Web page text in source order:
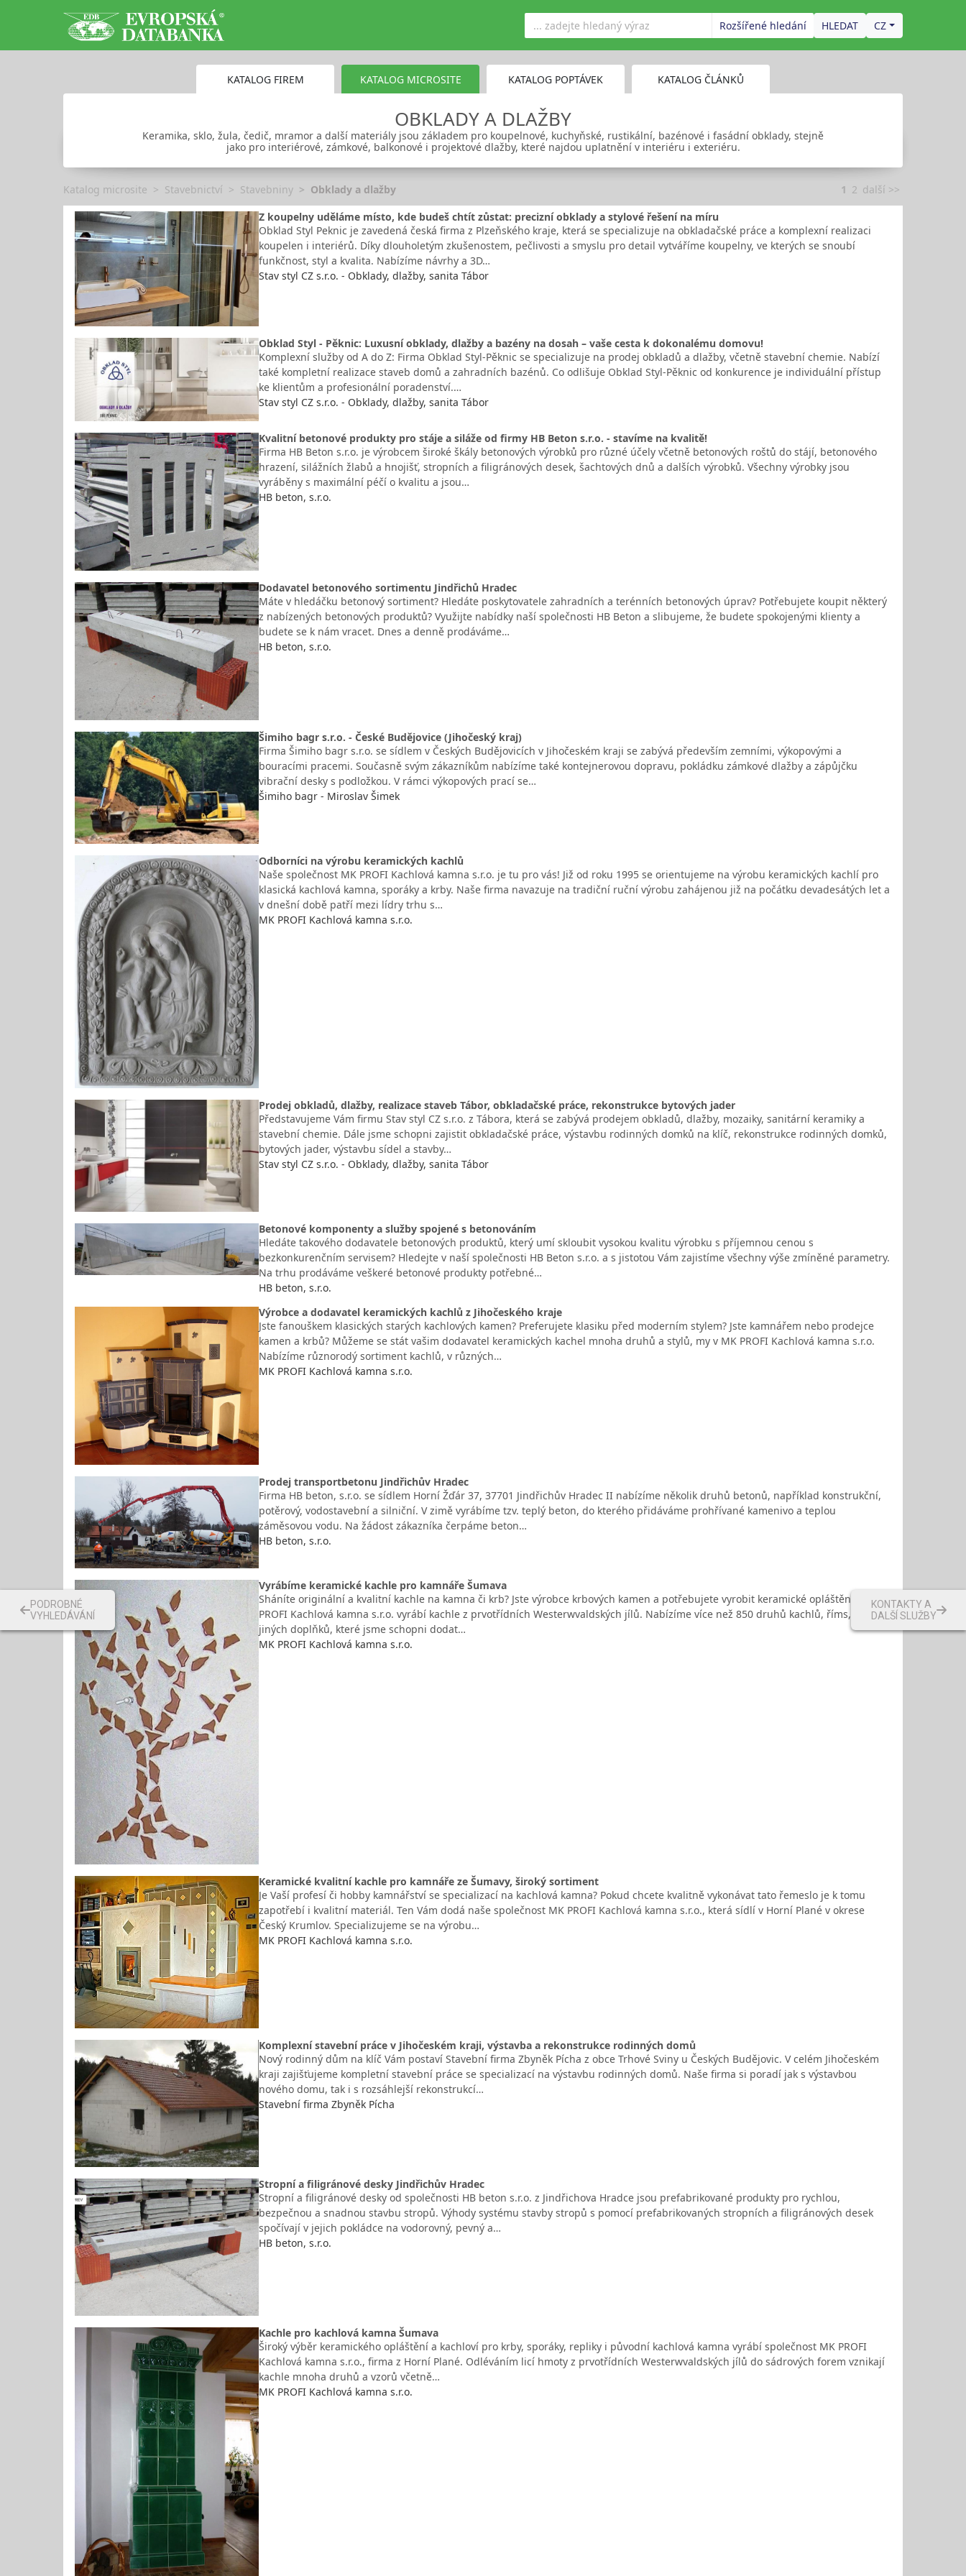
Rozšířené hledání CZ
KATALOG FIREM KATALOG MICROSITE KATALOG POPTÁVEK KATALOG ČLÁNKŮ
OBKLADY A DLAŽBY
Keramika, sklo, žula, čedič, mramor a další materiály jsou základem pro koupelnové, kuchyňské, rustikální, bazénové i fasádní obklady, stejně
jako pro interiérové, zámkové, balkonové i projektové dlažby, které najdou uplatnění v interiéru i exteriéru.
Katalog microsite Stavebnictví Stavebniny Obklady a dlažby 1 2 další >>
Z koupelny uděláme místo, kde budeš chtít zůstat: precizní obklady a stylové řešení na míru
Obklad Styl Peknic je zavedená česká firma z Plzeňského kraje, která se specializuje na obkladačské práce a komplexní realizaci
koupelen i interiérů. Díky dlouholetým zkušenostem, pečlivosti a smyslu pro detail vytváříme koupelny, ve kterých se snoubí
funkčnost, styl a kvalita. Nabízíme návrhy a 3D…
Stav styl CZ s.r.o. - Obklady, dlažby, sanita Tábor
Obklad Styl - Pěknic: Luxusní obklady, dlažby a bazény na dosah – vaše cesta k dokonalému domovu!
Komplexní služby od A do Z: Firma Obklad Styl-Pěknic se specializuje na prodej obkladů a dlažby, včetně stavební chemie. Nabízí
také kompletní realizace staveb domů a zahradních bazénů. Co odlišuje Obklad Styl-Pěknic od konkurence je individuální přístup
ke klientům a profesionální poradenství.…
Stav styl CZ s.r.o. - Obklady, dlažby, sanita Tábor
Kvalitní betonové produkty pro stáje a siláže od firmy HB Beton s.r.o. - stavíme na kvalitě!
Firma HB Beton s.r.o. je výrobcem široké škály betonových výrobků pro různé účely včetně betonových roštů do stájí, betonového
hrazení, silážních žlabů a hnojišť, stropních a filigránových desek, šachtových dnů a dalších výrobků. Všechny výrobky jsou
vyráběny s maximální péčí o kvalitu a jsou…
HB beton, s.r.o.
Dodavatel betonového sortimentu Jindřichů Hradec
Máte v hledáčku betonový sortiment? Hledáte poskytovatele zahradních a terénních betonových úprav? Potřebujete koupit některý
z nabízených betonových produktů? Využijte nabídky naší společnosti HB Beton a slibujeme, že budete spokojenými klienty a
budete se k nám vracet. Dnes a denně prodáváme…
HB beton, s.r.o.
Šimiho bagr s.r.o. - České Budějovice (Jihočeský kraj)
Firma Šimiho bagr s.r.o. se sídlem v Českých Budějovicích v Jihočeském kraji se zabývá především zemními, výkopovými a
bouracími pracemi. Současně svým zákazníkům nabízíme také kontejnerovou dopravu, pokládku zámkové dlažby a zápůjčku
vibrační desky s podložkou. V rámci výkopových prací se…
Šimiho bagr - Miroslav Šimek
Odborníci na výrobu keramických kachlů
Naše společnost MK PROFI Kachlová kamna s.r.o. je tu pro vás! Již od roku 1995 se orientujeme na výrobu keramických kachlí pro
klasická kachlová kamna, sporáky a krby. Naše firma navazuje na tradiční ruční výrobu zahájenou již na počátku devadesátých let a
v dnešní době patří mezi lídry trhu s…
MK PROFI Kachlová kamna s.r.o.
Prodej obkladů, dlažby, realizace staveb Tábor, obkladačské práce, rekonstrukce bytových jader
Představujeme Vám firmu Stav styl CZ s.r.o. z Tábora, která se zabývá prodejem obkladů, dlažby, mozaiky, sanitární keramiky a
stavební chemie. Dále jsme schopni zajistit obkladačské práce, výstavbu rodinných domků na klíč, rekonstrukce rodinných domků,
bytových jader, výstavbu sídel a stavby…
Stav styl CZ s.r.o. - Obklady, dlažby, sanita Tábor
Betonové komponenty a služby spojené s betonováním
Hledáte takového dodavatele betonových produktů, který umí skloubit vysokou kvalitu výrobku s příjemnou cenou s
bezkonkurenčním servisem? Hledejte v naší společnosti HB Beton s.r.o. a s jistotou Vám zajistíme všechny výše zmíněné parametry.
Na trhu prodáváme veškeré betonové produkty potřebné…
HB beton, s.r.o.
Výrobce a dodavatel keramických kachlů z Jihočeského kraje
Jste fanouškem klasických starých kachlových kamen? Preferujete klasiku před moderním stylem? Jste kamnářem nebo prodejce
kamen a krbů? Můžeme se stát vašim dodavatel keramických kachel mnoha druhů a stylů, my v MK PROFI Kachlová kamna s.r.o.
Nabízíme různorodý sortiment kachlů, v různých…
MK PROFI Kachlová kamna s.r.o.
Prodej transportbetonu Jindřichův Hradec
Firma HB beton, s.r.o. se sídlem Horní Žďár 37, 37701 Jindřichův Hradec II nabízíme několik druhů betonů, například konstrukční,
potěrový, vodostavební a silniční. V zimě vyrábíme tzv. teplý beton, do kterého přidáváme prohřívané kamenivo a teplou
záměsovou vodu. Na žádost zákazníka čerpáme beton…
HB beton, s.r.o.
Vyrábíme keramické kachle pro kamnáře Šumava
Sháníte originální a kvalitní kachle na kamna či krb? Jste výrobce krbových kamen a potřebujete vyrobit keramické opláštění? MK
PROFI Kachlová kamna s.r.o. vyrábí kachle z prvotřídních Westerwvaldských jílů. Nabízíme více než 850 druhů kachlů, říms, pásků a
jiných doplňků, které jsme schopni dodat…
MK PROFI Kachlová kamna s.r.o.
Keramické kvalitní kachle pro kamnáře ze Šumavy, široký sortiment
Je Vaší profesí či hobby kamnářství se specializací na kachlová kamna? Pokud chcete kvalitně vykonávat tato řemeslo je k tomu
zapotřebí i kvalitní materiál. Ten Vám dodá naše společnost MK PROFI Kachlová kamna s.r.o., která sídlí v Horní Plané v okrese
Český Krumlov. Specializujeme se na výrobu…
MK PROFI Kachlová kamna s.r.o.
Komplexní stavební práce v Jihočeském kraji, výstavba a rekonstrukce rodinných domů
Nový rodinný dům na klíč Vám postaví Stavební firma Zbyněk Pícha z obce Trhové Sviny u Českých Budějovic. V celém Jihočeském
kraji zajišťujeme kompletní stavební práce se specializací na výstavbu rodinných domů. Naše firma si poradí jak s výstavbou
nového domu, tak i s rozsáhlejší rekonstrukcí…
Stavební firma Zbyněk Pícha
Stropní a filigránové desky Jindřichův Hradec
Stropní a filigránové desky od společnosti HB beton s.r.o. z Jindřichova Hradce jsou prefabrikované produkty pro rychlou,
bezpečnou a snadnou stavbu stropů. Výhody systému stavby stropů s pomocí prefabrikovaných stropních a filigránových desek
spočívají v jejich pokládce na vodorovný, pevný a…
HB beton, s.r.o.
Kachle pro kachlová kamna Šumava
Široký výběr keramického opláštění a kachloví pro krby, sporáky, repliky i původní kachlová kamna vyrábí společnost MK PROFI
Kachlová kamna s.r.o., firma z Horní Plané. Odléváním licí hmoty z prvotřídních Westerwvaldských jílů do sádrových forem vznikají
kachle mnoha druhů a vzorů včetně…
MK PROFI Kachlová kamna s.r.o.
KONTAKTY A
DALŠÍ SLUŽBY
PODROBNÉ
VYHLEDÁVÁNÍ